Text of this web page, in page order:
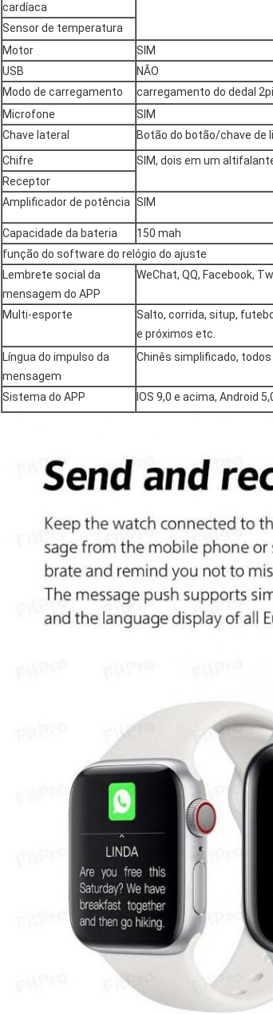
cardíaca
Sensor de temperatura
Motor
SIM
USB
NÃO
Modo de carregamento
carregamento do dedal
Microfone
SIM
Chave lateral
Botão do botão/chave de
Chifre
SIM, dois em um
Receptor
Amplificador de potência SIM
Capacidade da bateria
150 mah
função do software do relógio do ajuste
Lembrete social da
mensagem do APP
WeChat, QQ, Facebook,
Multi-esporte
Salto, corrida, situp,
e próximos etc.
Língua do impulso da
mensagem
Chinês simplificado,
Sistema do APP IOS 9,0 e acima, Android